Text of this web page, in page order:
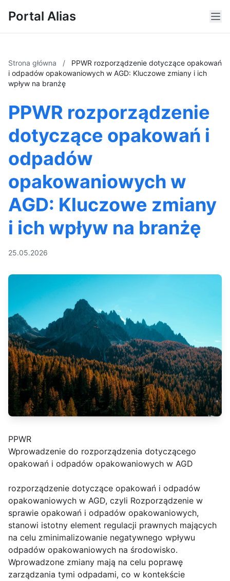
Portal Alias
Strona główna /
PPWR rozporządzenie dotyczące opakowań
i odpadów opakowaniowych w AGD: Kluczowe zmiany i ich
wpływ na branżę
PPWR rozporządzenie
dotyczące opakowań i
odpadów
opakowaniowych w
AGD: Kluczowe zmiany
i ich wpływ na branżę
25.05.2026
PPWR
Wprowadzenie do rozporządzenia dotyczącego
opakowań i odpadów opakowaniowych w AGD
rozporządzenie dotyczące opakowań i odpadów
opakowaniowych w AGD, czyli Rozporządzenie w
sprawie opakowań i odpadów opakowaniowych,
stanowi istotny element regulacji prawnych mających
na celu zminimalizowanie negatywnego wpływu
odpadów opakowaniowych na środowisko.
Wprowadzone zmiany mają na celu poprawę
zarządzania tymi odpadami, co w kontekście